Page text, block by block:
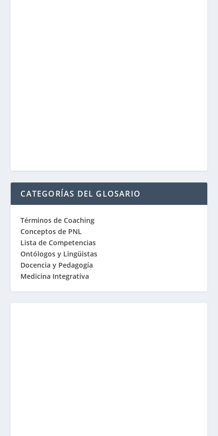
CATEGORÍAS DEL GLOSARIO
Términos de Coaching
Conceptos de PNL
Lista de Competencias
Ontólogos y Lingüistas
Docencia y Pedagogía
Medicina Integrativa